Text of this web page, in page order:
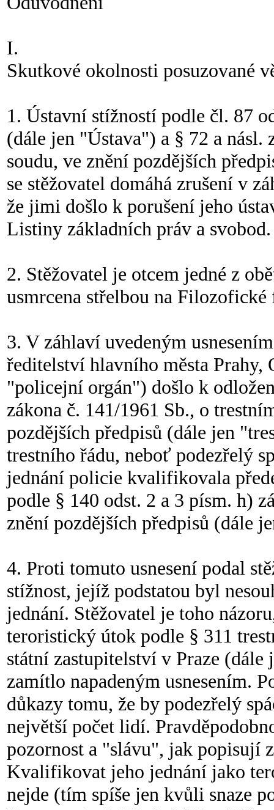
I.
Skutkové okolnosti posuzované
1. Ústavní stížností podle čl. 87
(dále jen "Ústava") a § 72 a násl.
soudu, ve znění pozdějších
se stěžovatel domáhá zrušení v
že jimi došlo k porušení jeho
Listiny základních práv a svobod.
2. Stěžovatel je otcem jedné z
usmrcena střelbou na
3. V záhlaví uvedeným
ředitelství hlavního města
"policejní orgán") došlo k
zákona č. 141/1961 Sb., o
pozdějších předpisů (dále jen
trestního řádu, neboť podezřelý
jednání policie kvalifikovala
podle § 140 odst. 2 a 3 písm. h)
znění pozdějších předpisů (dále
4. Proti tomuto usnesení podal
stížnost, jejíž podstatou byl
jednání. Stěžovatel je toho
teroristický útok podle § 311
státní zastupitelství v Praze
zamítlo napadeným usnesením.
důkazy tomu, že by podezřelý
největší počet lidí.
pozornost a "slávu", jak popisují
Kvalifikovat jeho jednání jako
nejde (tím spíše jen kvůli snaze